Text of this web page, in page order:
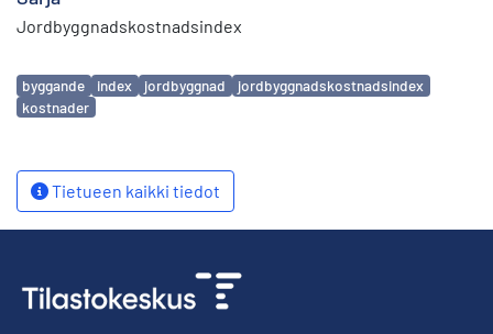
Jordbyggnadskostnadsindex
Avainsanat
byggande index jordbyggnad
jordbyggnadskostnadsindex
kostnader
Tietueen kaikki tiedot